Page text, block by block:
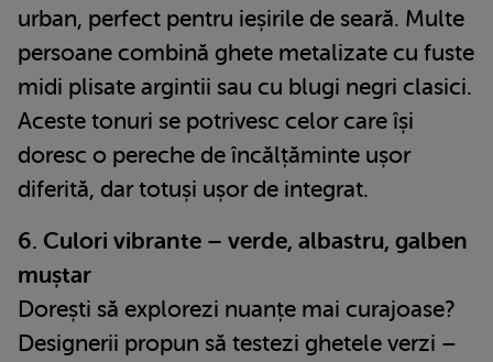
urban, perfect pentru ieșirile de seară. Multe
persoane combină ghete metalizate cu fuste
midi plisate argintii sau cu blugi negri clasici.
Aceste tonuri se potrivesc celor care își
doresc o pereche de încălțăminte ușor
diferită, dar totuși ușor de integrat.
6. Culori vibrante – verde, albastru, galben
muștar
Dorești să explorezi nuanțe mai curajoase?
Designerii propun să testezi ghetele verzi –